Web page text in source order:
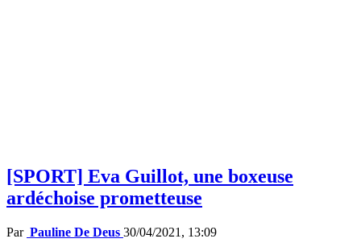
[SPORT] Eva Guillot, une boxeuse
ardéchoise prometteuse
Par Pauline De Deus 30/04/2021, 13:09